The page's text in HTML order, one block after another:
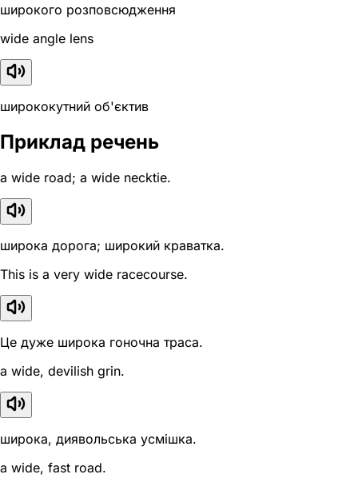
широкого розповсюдження
wide angle lens
ширококутний об'єктив
Приклад речень
a wide road; a wide necktie.
широка дорога; широкий краватка.
This is a very wide racecourse.
Це дуже широка гоночна траса.
a wide, devilish grin.
широка, диявольська усмішка.
a wide, fast road.